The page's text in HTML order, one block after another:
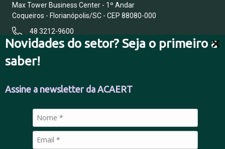
Novidades do setor? Seja o primeiro a
saber!
Assine a newsletter da ACAERT
Max Tower Business Center - 1º Andar
Coqueiros - Florianópolis/SC - CEP 88080-000
48 3212-9600
FALE CONOSCO
POLÍTICA DE PRIVACIDADE